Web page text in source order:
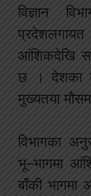
विज्ञान
आंशिकदेखि
छ । देशका
मुख्यतया
विभागका
भू–भागमा
बाँकी